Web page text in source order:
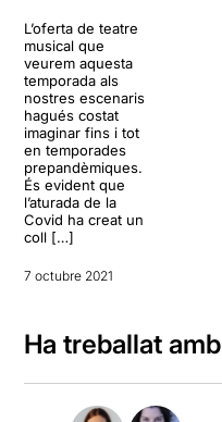
L’oferta de teatre
musical que
veurem aquesta
temporada als
nostres escenaris
hagués costat
imaginar fins i tot
en temporades
prepandèmiques.
És evident que
l’aturada de la
Covid ha creat un
coll […]
7 octubre 2021
Ha treballat amb